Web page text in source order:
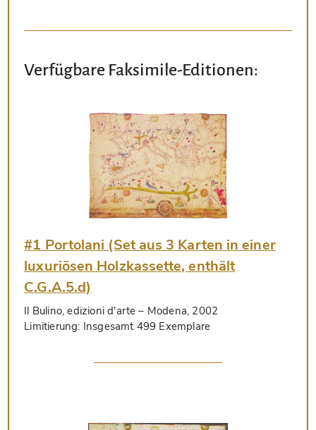
Verfügbare Faksimile-Editionen:
#1 Portolani (Set aus 3 Karten in einer
luxuriösen Holzkassette, enthält
C.G.A.5.d)
Il Bulino, edizioni d'arte – Modena, 2002
Limitierung: Insgesamt 499 Exemplare